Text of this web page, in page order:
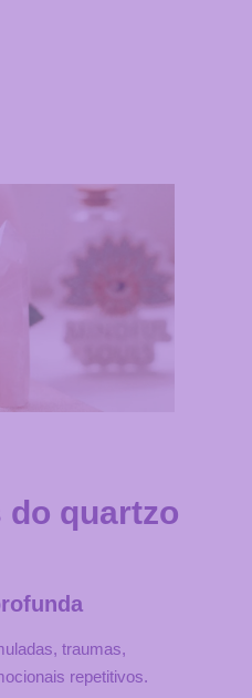
do quartzo
traumas,
repetitivos.